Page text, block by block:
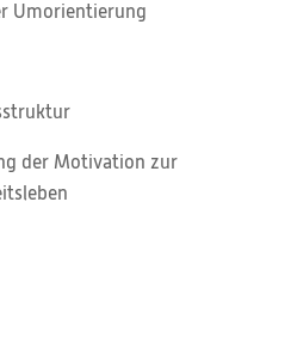
Umorientierung
der Motivation zur